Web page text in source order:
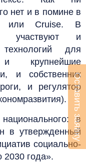
нет и в помине в
или Cruise. В
участвуют и
технологий для
и крупнейшие
и собственник
и регулятор
в
в утвержденный
социально-
2030 года».
Оставить заявку